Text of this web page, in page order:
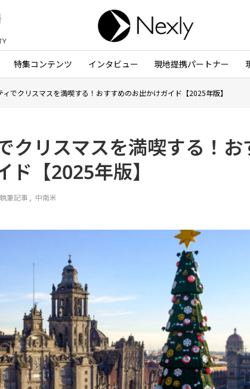
特集コンテンツ インタビュー 現地提携パートナー
ィでクリスマスを満喫する！おすすめのお出かけガイド【2025年版】
クリスマスを満喫する！お
【2025年版】
筆記事 中南米